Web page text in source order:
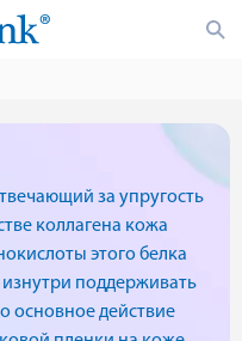
за упругость
коллагена кожа
этого белка
поддерживать
основное действие